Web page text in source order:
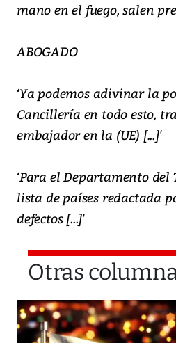
mano en el fuego, salen
ABOGADO
‘Ya podemos adivinar la
Cancillería en todo esto,
embajador en la (UE) [...]'
‘Para el Departamento del
lista de países redactada
defectos [...]'
Otras